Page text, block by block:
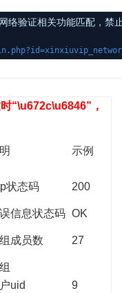
络验证相关功能匹配，禁
“\u672c\u6846”，
示例
状态码 200
信息状态码 OK
成员数 27
uid
9